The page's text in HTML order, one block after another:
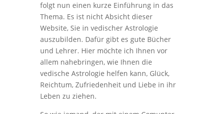
folgt nun einen kurze Einführung in das
Thema. Es ist nicht Absicht dieser
Website, Sie in vedischer Astrologie
auszubilden. Dafür gibt es gute Bücher
und Lehrer. Hier möchte ich Ihnen vor
allem nahebringen, wie Ihnen die
vedische Astrologie helfen kann, Glück,
Reichtum, Zufriedenheit und Liebe in ihr
Leben zu ziehen.